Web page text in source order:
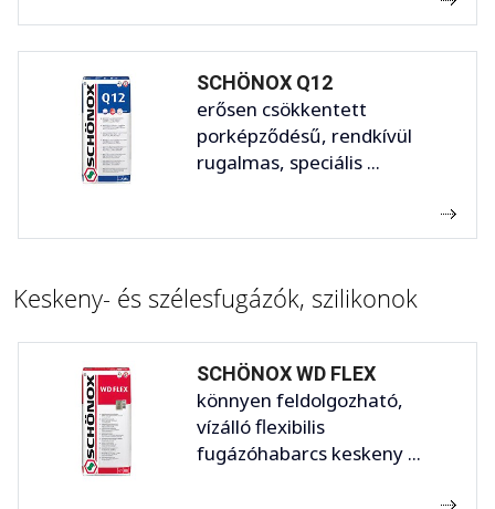
SCHÖNOX Q12
erősen csökkentett
porképződésű, rendkívül
rugalmas, speciális ...
Keskeny- és szélesfugázók, szilikonok
SCHÖNOX WD FLEX
könnyen feldolgozható,
vízálló flexibilis
fugázóhabarcs keskeny ...